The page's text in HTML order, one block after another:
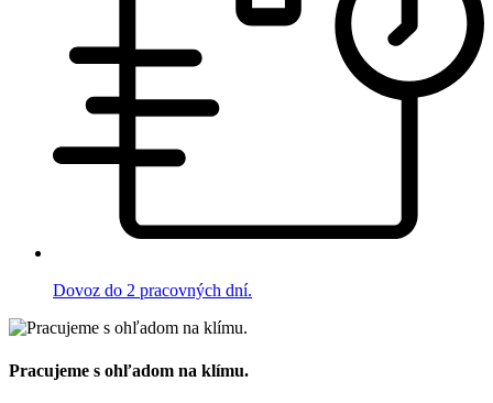
Dovoz do 2 pracovných dní.
Pracujeme s ohľadom na klímu.